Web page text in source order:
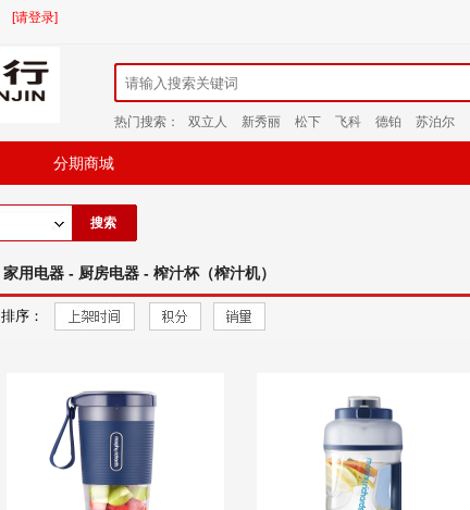
[请登录]
热门搜索： 双立人 新秀丽 松下 飞科 德铂 苏泊尔
分期商城
搜索
家用电器 - 厨房电器 - 榨汁杯（榨汁机）
排序：